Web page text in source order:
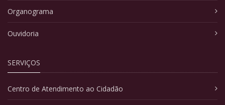
Organograma
Ouvidoria
SERVIÇOS
Centro de Atendimento ao Cidadão